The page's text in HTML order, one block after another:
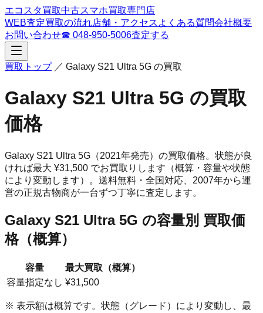
エコスタ買取中古スマホ買取専門店
WEB査定買取の流れ店舗・アクセス よくある質問会社概要
お問い合わせ☎ 048-950-5006査定する
買取トップ／ Galaxy S21 Ultra 5G の買取
Galaxy S21 Ultra 5G の買取
価格
Galaxy S21 Ultra 5G （2021年発売） の買取価格。 状態が良
ければ最大 ¥31,500 でお買取りします（概算・容量や状態
により変動します）。 送料無料・全国対応、 2007年から運
営の正規古物商が一台ずつ丁寧に査定します。
Galaxy S21 Ultra 5G の容量別 買取価
格（概算）
容量
最大買取（概算）
容量指定なし ¥31,500
※ 表示額は概算です。状態（グレード）により変動し、最